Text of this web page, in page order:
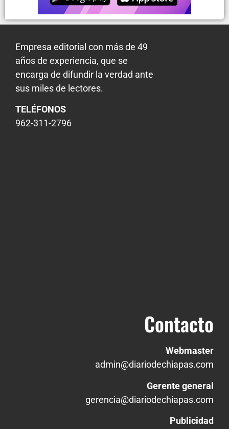
Empresa editorial con más de 49
años de experiencia, que se
encarga de difundir la verdad ante
sus miles de lectores.
TELÉFONOS
962-311-2796
Contacto
Webmaster
admin@diariodechiapas.com
Gerente general
gerencia@diariodechiapas.com
Publicidad